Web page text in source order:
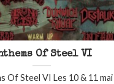
Of Steel VI
Of Steel VI Les 10 & 11 mai